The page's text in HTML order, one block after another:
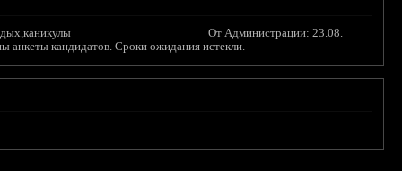
_____________________ От Администрации: 23.08.
анкеты кандидатов. Сроки ожидания истекли.